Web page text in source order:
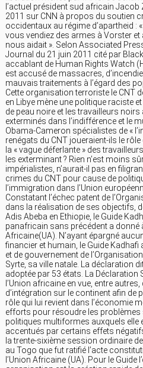
l’actuel président sud africain
2011 sur CNN à propos du soutien
occidentaux au régime d’apartheid :
vous vendiez des armes à Vorster et
nous aidait ». Selon Associated
Journal du 21 juin 2011 cité par
accablant de Human Rights Watch
est accusé de massacres,
mauvais traitements à l’égard des
Cette organisation terroriste le CNT
en Libye mène une politique raciste
de peau noire et les travailleurs
exterminés dans l’indifférence et le
Obama-Cameron spécialistes de «
renégats du CNT joueraient-ils le
la « vague déferlante » des
les exterminant ? Rien n’est moins
impérialistes, n’aurait-il pas en
crimes du CNT pour cause de
l’immigration dans l’Union
Constatant l’échec patent de
dans la réalisation de ses objectifs,
Adis Abeba en Ethiopie, le Guide
panafricain sans précédent a donné
Africaine(UA). N’ayant épargné
financier et humain, le Guide Kadhafi
et de gouvernement de
Syrte, sa ville natale. La déclaration
adoptée par 53 états. La Déclaration
l’Union africaine en vue, entre
d’intégration sur le continent afin de
rôle qui lui revient dans l’économie
efforts pour résoudre les
politiques multiformes auxquels elle
accentués par certains effets
la trente-sixième session ordinaire
au Togo que fut ratifié l’acte
l’Union Africaine (UA). Pour le Guide